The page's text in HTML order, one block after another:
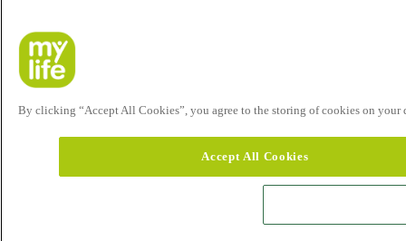
By clicking “Accept All Cookies”, you agree to the storing of cookies on your
Accept All Cookies